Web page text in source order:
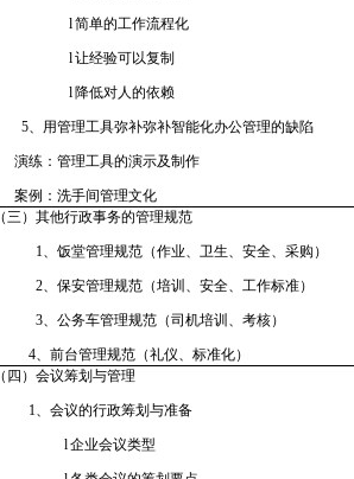
l简单的工作流程化
l让经验可以复制
l 降低对人的依赖
5、用管理工具弥补弥补智能化办公管理的缺陷
演练：管理工具的演示及制作
案例：洗手间管理文化
（三）其他行政事务的管理规范
1、饭堂管理规范（作业、卫生、安全、采购）
2、保安管理规范（培训、安全、工作标准）
3、公务车管理规范（司机培训、考核）
4、前台管理规范（礼仪、标准化）
（四）会议筹划与管理
1、会议的行政筹划与准备
l企业会议类型